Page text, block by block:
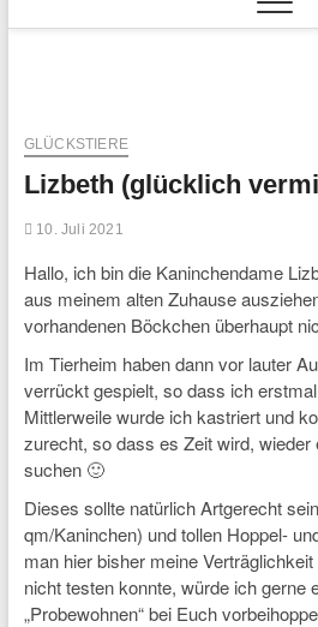
GLÜCKSTIERE
Lizbeth (glücklich
10. Juli 2021
Hallo, ich bin die Kaninchendame
aus meinem alten Zuhause
vorhandenen Böckchen überhaupt
Im Tierheim haben dann vor lauter
verrückt gespielt, so dass ich
Mittlerweile wurde ich kastriert und
zurecht, so dass es Zeit wird,
suchen 🙂
Dieses sollte natürlich Artgerecht
qm/Kaninchen) und tollen Hoppel-
man hier bisher meine
nicht testen konnte, würde ich gerne
„Probewohnen“ bei Euch